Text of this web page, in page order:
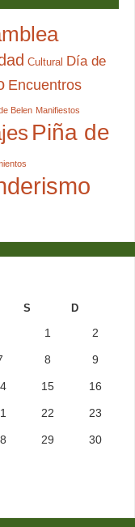
Cultural Día de
Encuentros
Belen Manifiestos
Piña de
S D
1 2
8 9
15 16
22 23
29 30